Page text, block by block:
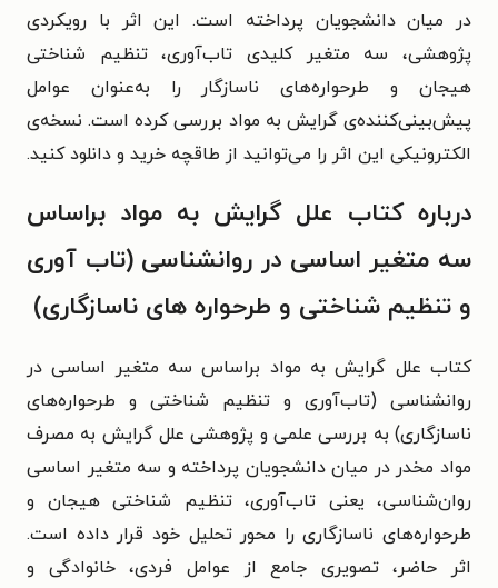
در میان دانشجویان پرداخته است. این اثر با رویکردی
پژوهشی، سه متغیر کلیدی تاب‌آوری، تنظیم شناختی
هیجان و طرحواره‌های ناسازگار را به‌عنوان عوامل
پیش‌بینی‌کننده‌ی گرایش به مواد بررسی کرده است. نسخه‌ی
الکترونیکی این اثر را می‌توانید از طاقچه خرید و دانلود کنید.
درباره کتاب علل گرایش به مواد براساس
سه متغیر اساسی در روانشناسی (تاب آوری
و تنظیم شناختی و طرحواره های ناسازگاری)
کتاب علل گرایش به مواد براساس سه متغیر اساسی در
روانشناسی (تاب‌آوری و تنظیم شناختی و طرحواره‌های
ناسازگاری) به بررسی علمی و پژوهشی علل گرایش به مصرف
مواد مخدر در میان دانشجویان پرداخته و سه متغیر اساسی
روان‌شناسی، یعنی تاب‌آوری، تنظیم شناختی هیجان و
طرحواره‌های ناسازگاری را محور تحلیل خود قرار داده است.
اثر حاضر، تصویری جامع از عوامل فردی، خانوادگی و